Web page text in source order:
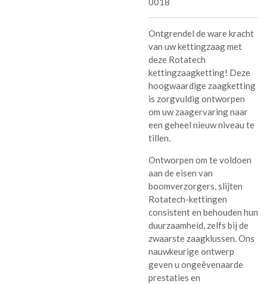
Ontgrendel de ware kracht
van uw kettingzaag met
deze Rotatech
kettingzaagketting! Deze
hoogwaardige zaagketting
is zorgvuldig ontworpen
om uw zaagervaring naar
een geheel nieuw niveau te
tillen.
Ontworpen om te voldoen
aan de eisen van
boomverzorgers, slijten
Rotatech-kettingen
consistent en behouden hun
duurzaamheid, zelfs bij de
zwaarste zaagklussen. Ons
nauwkeurige ontwerp
geven u ongeëvenaarde
prestaties en